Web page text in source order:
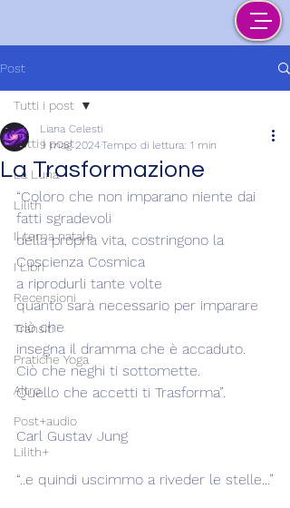
Post
Tutti i post
La Luna
Lilith
Il tema natale
I Libri
Recensioni
Transiti
Pratiche Yoga
Altro
Post+audio
Lilith+
Tutti i post
La Trasformazione
Liana Celesti
9 mag 2024Tempo di lettura: 1 min
“Coloro che non imparano niente dai
fatti sgradevoli
della propria vita, costringono la
Coscienza Cosmica
a riprodurli tante volte
quanto sarà necessario per imparare
ciò che
insegna il dramma che è accaduto.
Ciò che neghi ti sottomette.
Quello che accetti ti Trasforma”.
Carl Gustav Jung
“..e quindi uscimmo a riveder le stelle...”